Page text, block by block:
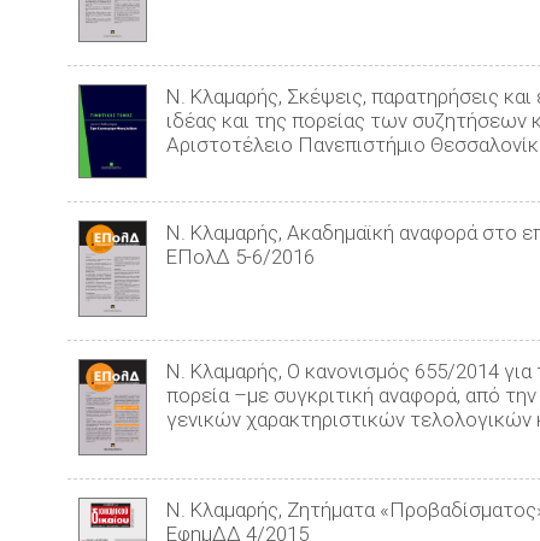
Ν. Κλαμαρής, Σκέψεις, παρατηρήσεις
ιδέας και της πορείας των συζητήσεων
Αριστοτέλειο Πανεπιστήμιο
Ν. Κλαμαρής, Ακαδηµαϊκή αναφορά στο
ΕΠολΔ 5-6/2016
Ν. Κλαμαρής, Ο κανονισμός 655/2014
πορεία –με συγκριτική αναφορά, από
γενικών χαρακτηριστικών
Ν. Κλαμαρής, Ζητήµατα
ΕφημΔΔ 4/2015